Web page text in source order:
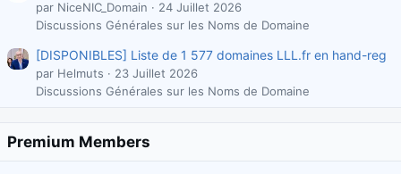
par NiceNIC_Domain
24 Juillet 2026
Discussions Générales sur les Noms de Domaine
[DISPONIBLES] Liste de 1 577 domaines LLL.fr en hand-reg
par Helmuts
23 Juillet 2026
Discussions Générales sur les Noms de Domaine
Premium Members